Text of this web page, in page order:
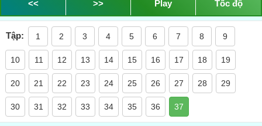
And then we'll learn new modal auxiliaries: Must, had better
and have to
Và chúng ta sẽ học các trợ động từ: cần phải, nên phải và phải
làm gì
But first, we must learn some new vocabulary
Nhưng trước hết, ta cần phải học một số từ mới
Okay, when we eat we use silverwares, okay, what is
<< >> Play Tốc độ
Tập: 1 2 3 4 5 6 7 8 9
10 11 12 13 14 15 16 17 18 19
20 21 22 23 24 25 26 27 28 29
30 31 32 33 34 35 36 37